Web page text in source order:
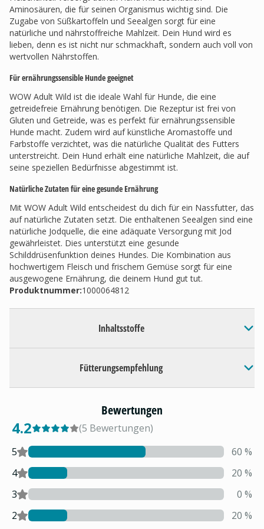
Aminosäuren, die für seinen Organismus wichtig sind. Die
Zugabe von Süßkartoffeln und Seealgen sorgt für eine
natürliche und nährstoffreiche Mahlzeit. Dein Hund wird es
lieben, denn es ist nicht nur schmackhaft, sondern auch voll von
wertvollen Nährstoffen.
Für ernährungssensible Hunde geeignet
WOW Adult Wild ist die ideale Wahl für Hunde, die eine
getreidefreie Ernährung benötigen. Die Rezeptur ist frei von
Gluten und Getreide, was es perfekt für ernährungssensible
Hunde macht. Zudem wird auf künstliche Aromastoffe und
Farbstoffe verzichtet, was die natürliche Qualität des Futters
unterstreicht. Dein Hund erhält eine natürliche Mahlzeit, die auf
seine speziellen Bedürfnisse abgestimmt ist.
Natürliche Zutaten für eine gesunde Ernährung
Mit WOW Adult Wild entscheidest du dich für ein Nassfutter, das
auf natürliche Zutaten setzt. Die enthaltenen Seealgen sind eine
natürliche Jodquelle, die eine adäquate Versorgung mit Jod
gewährleistet. Dies unterstützt eine gesunde
Schilddrüsenfunktion deines Hundes. Die Kombination aus
hochwertigem Fleisch und frischem Gemüse sorgt für eine
ausgewogene Ernährung, die deinem Hund gut tut.
Produktnummer:1000064812
Inhaltsstoffe
Fütterungsempfehlung
Bewertungen
4.2 (5 Bewertungen)
5
60 %
4
20 %
3
0 %
2
20 %